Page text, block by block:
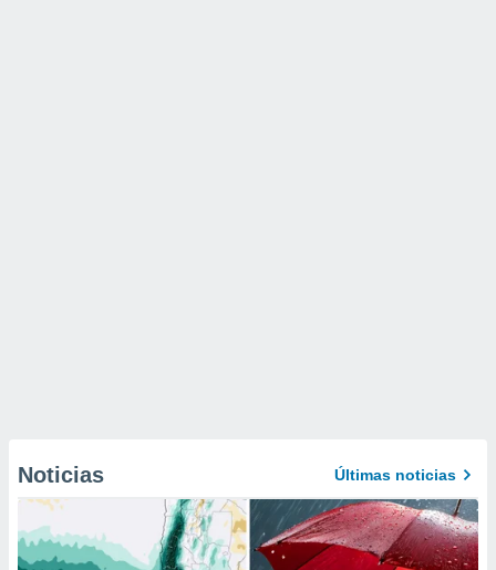
Noticias Últimas noticias